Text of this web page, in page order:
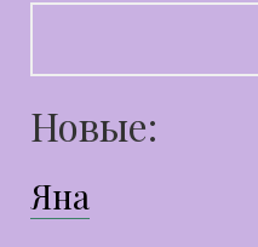
Новые:
Яна